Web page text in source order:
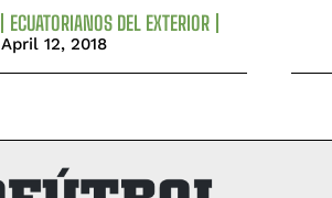
ECUATORIANOS DEL EXTERIOR
April 12, 2018